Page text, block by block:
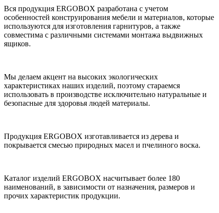
Вся продукция ERGOBOX разработана с учетом
особенностей конструирования мебели и материалов, которые
используются для изготовления гарнитуров, а также
совместима с различными системами монтажа выдвижных
ящиков.
Мы делаем акцент на высоких экологических
характеристиках наших изделий, поэтому стараемся
использовать в производстве исключительно натуральные и
безопасные для здоровья людей материалы.
Продукция ERGOBOX изготавливается из дерева и
покрывается смесью природных масел и пчелиного воска.
Каталог изделий ERGOBOX насчитывает более 180
наименований, в зависимости от назначения, размеров и
прочих характеристик продукции.